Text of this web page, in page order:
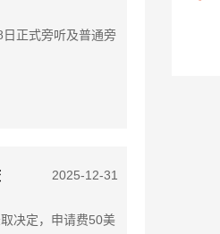
正式旁听及普通旁
2025-12-31
决定，申请费50美